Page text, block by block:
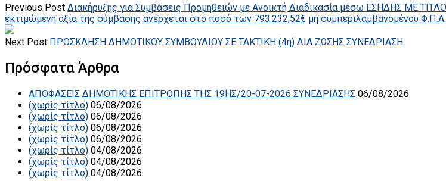
Previous Post Διακήρυξης για Συμβάσεις Προμηθειών με Ανοικτή Διαδικασία μέσω ΕΣΗΔΗΣ ΜΕ
εκτιμώμενη αξία της σύμβασης ανέρχεται στο ποσό των 793.232,52€ μη συμπεριλαμβανομένου
Next Post ΠΡΟΣΚΛΗΣΗ ΔΗΜΟΤΙΚΟΥ ΣΥΜΒΟΥΛΙΟΥ ΣΕ ΤΑΚΤΙΚΗ (4η) ΔΙΑ ΖΩΣΗΣ ΣΥΝΕΔΡΙΑΣΗ
Πρόσφατα Άρθρα
ΑΠΟΦΑΣΕΙΣ ΔΗΜΟΤΙΚΗΣ ΕΠΙΤΡΟΠΗΣ ΤΗΣ 19ΗΣ/20-07-2026 ΣΥΝΕΔΡΙΑΣΗΣ 06/08/2026
(χωρίς τίτλο) 06/08/2026
(χωρίς τίτλο) 06/08/2026
(χωρίς τίτλο) 06/08/2026
(χωρίς τίτλο) 06/08/2026
(χωρίς τίτλο) 04/08/2026
(χωρίς τίτλο) 04/08/2026
(χωρίς τίτλο) 04/08/2026